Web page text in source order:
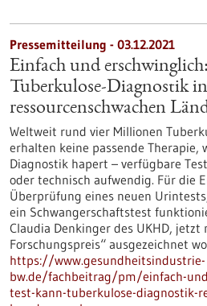
Pressemitteilung - 03.12.2021
Einfach und
Tuberkulose-Diagnostik in
ressourcenschwachen
Weltweit rund vier Millionen
erhalten keine passende Therapie,
Diagnostik hapert – verfügbare
oder technisch aufwendig. Für die
Überprüfung eines neuen
ein Schwangerschaftstest
Claudia Denkinger des UKHD,
Forschungspreis“ ausgezeichnet
https://www.gesundheitsindustrie-
bw.de/fachbeitrag/pm/einfach-
test-kann-tuberkulose-diagnostik-